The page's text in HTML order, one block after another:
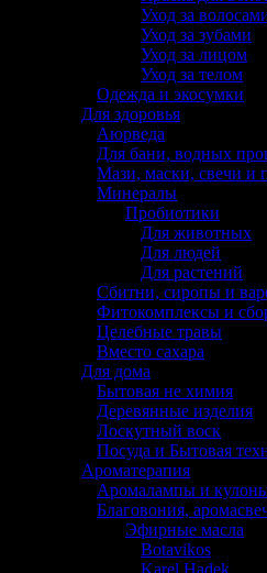
Уход за
Уход за зубами
Уход за лицом
Уход за телом
Одежда и экосумки
Для здоровья
Аюрведа
Для бани, водных
Мази, маски, свечи и
Минералы
Пробиотики
Для животных
Для людей
Для растений
Сбитни, сиропы и
Фитокомплексы и
Целебные травы
Вместо сахара
Для дома
Бытовая не химия
Деревянные изделия
Лоскутный воск
Посуда и Бытовая
Ароматерапия
Аромалампы и
Благовония,
Эфирные масла
Botavikos
Karel Hadek